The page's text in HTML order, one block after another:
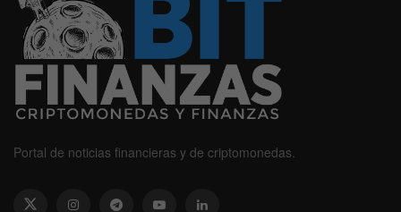
Portal de noticias financieras y de criptomonedas.